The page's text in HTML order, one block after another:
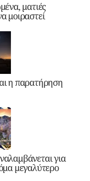
ματιές
μοιραστεί
η παρατήρηση
για
μεγαλύτερο